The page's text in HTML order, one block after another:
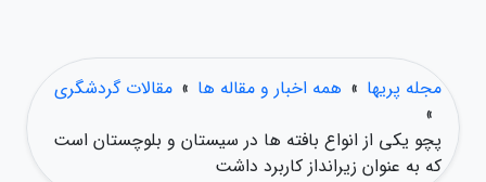
مجله پریها » همه اخبار و مقاله ها » مقالات گردشگری
»
پچو یکی از انواع بافته ها در سیستان و بلوچستان است
که به عنوان زیرانداز کاربرد داشت